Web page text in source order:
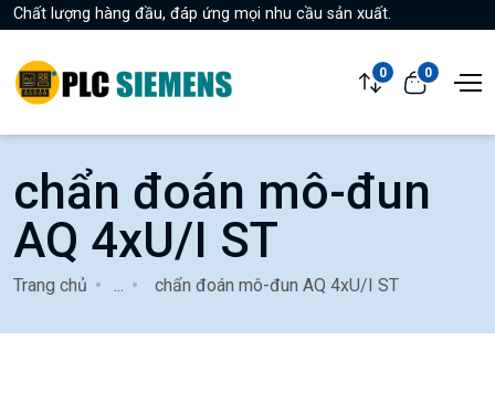
Chất lượng hàng đầu, đáp ứng mọi nhu cầu sản xuất.
0 0
chẩn đoán mô-đun
AQ 4xU/I ST
Trang chủ chẩn đoán mô-đun AQ 4xU/I ST